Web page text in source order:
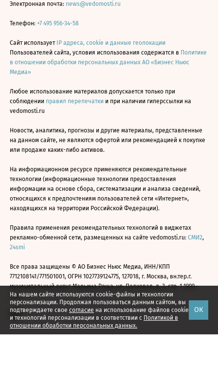
На нашем сайте используются cookie-файлы и технологии
персонализации. Продолжая пользоваться данным сайтом, вы
подтверждаете свое согласие на использование файлов cookie
и технологий персонализации в соответствии с Политикой в
отношении обработки персональных данных.
ОК
Электронная почта: news@vedomosti.ru
Телефон: +7 495 956-34-58
Сайт использует IP адреса, cookie и данные геолокации
Пользователей сайта, условия использования содержатся в Политике
в отношении обработки персональных данных АО «Бизнес Ньюс
Медиа»
Любое использование материалов допускается только при
соблюдении правил перепечатки и при наличии гиперссылки на
vedomosti.ru
Новости, аналитика, прогнозы и другие материалы, представленные
на данном сайте, не являются офертой или рекомендацией к покупке
или продаже каких-либо активов.
На информационном ресурсе применяются рекомендательные
технологии (информационные технологии предоставления
информации на основе сбора, систематизации и анализа сведений,
относящихся к предпочтениям пользователей сети «Интернет»,
находящихся на территории Российской Федерации).
Правила применения рекомендательных технологий в виджетах
рекламно-обменной сети, размещенных на сайте vedomosti.ru: СМИ2,
24smi
Все права защищены © АО Бизнес Ньюс Медиа, ИНН/КПП
7712108141/771501001, ОГРН 1027739124775, 127018, г. Москва, вн.тер.г.
муниципальный округ Марьина Роща, ул. Полковая, д. 3, стр. 1 1999—
2026